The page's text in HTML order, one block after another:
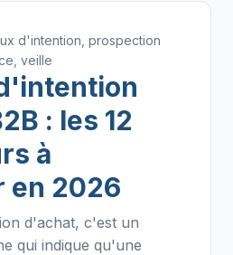
d'intention, prospection
veille
: les 12
à
en 2026
d'achat, c'est un
qui indique qu'une